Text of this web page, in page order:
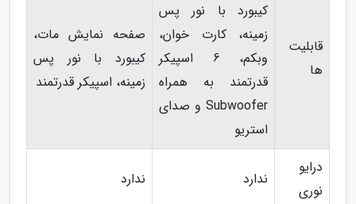
قابلیت
ها
کیبورد با نور پس
زمینه، کارت خوان،
وبکم، 6 اسپیکر
قدرتمند به همراه
Subwoofer و صدای
استریو
صفحه نمایش مات،
کیبورد با نور پس
زمینه، اسپیکر قدرتمند
درایو
نوری
ندارد ندارد